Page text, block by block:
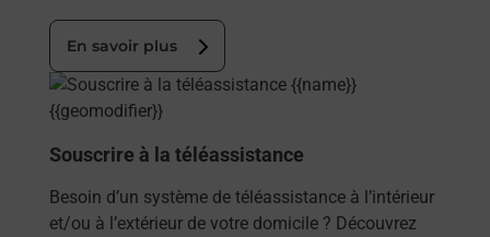
En savoir plus
En savoir plus
Souscrire à la téléassistance
Besoin d’un système de téléassistance à l’intérieur
et/ou à l’extérieur de votre domicile ? Découvrez